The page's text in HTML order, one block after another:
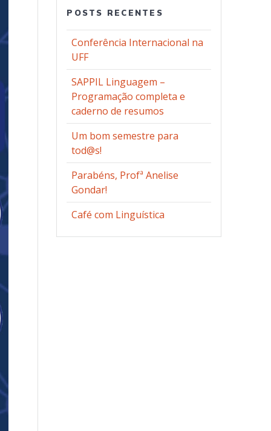
POSTS RECENTES
Conferência Internacional na
UFF
SAPPIL Linguagem –
Programação completa e
caderno de resumos
Um bom semestre para
tod@s!
Parabéns, Profª Anelise
Gondar!
Café com Linguística